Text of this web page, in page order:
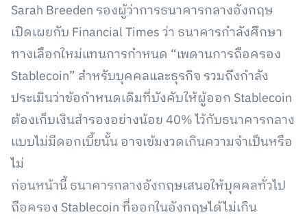
Sarah Breeden รองผู้ว่าการธนาคารกลางอังกฤษ
เปิดเผยกับ Financial Times ว่า ธนาคารกำลังศึกษา
ทางเลือกใหม่แทนการกำหนด “เพดานการถือครอง
Stablecoin” สำหรับบุคคลและธุรกิจ รวมถึงกำลัง
ประเมินว่าข้อกำหนดเดิมที่บังคับให้ผู้ออก Stablecoin
ต้องเก็บเงินสำรองอย่างน้อย 40% ไว้กับธนาคารกลาง
แบบไม่มีดอกเบี้ยนั้น อาจเข้มงวดเกินความจำเป็นหรือ
ไม่
ก่อนหน้านี้ ธนาคารกลางอังกฤษเสนอให้บุคคลทั่วไป
ถือครอง Stablecoin ที่ออกในอังกฤษได้ไม่เกิน